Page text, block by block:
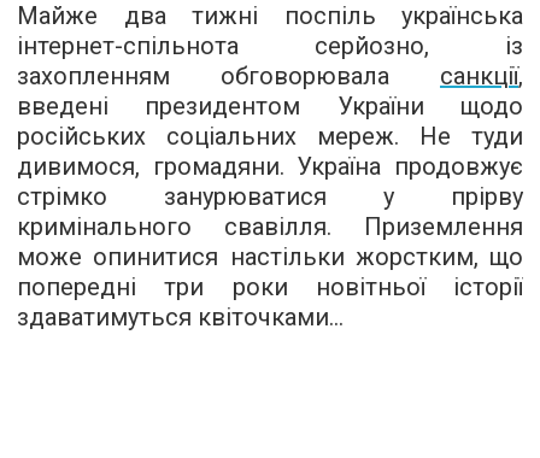
Майже два тижні поспіль українська
інтернет-спільнота серйозно, із
захопленням обговорювала санкції,
введені президентом України щодо
російських соціальних мереж. Не туди
дивимося, громадяни. Україна продовжує
стрімко занурюватися у прірву
кримінального свавілля. Приземлення
може опинитися настільки жорстким, що
попередні три роки новітньої історії
здаватимуться квіточками...